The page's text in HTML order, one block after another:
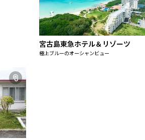
宮古島東急ホテル＆リゾーツ
極上ブルーのオーシャンビュー